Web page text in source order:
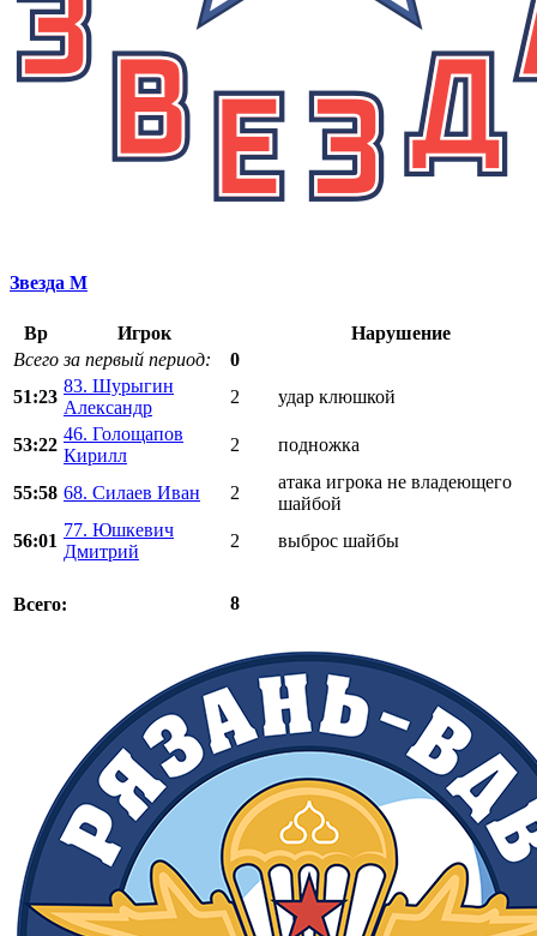
Звезда М
Вр Игрок
Нарушение
Всего за первый период:
0
51:23
83. Шурыгин
Александр
2 удар клюшкой
53:22
46. Голощапов
Кирилл
2 подножка
55:58 68. Силаев Иван 2
атака игрока не владеющего
шайбой
56:01
77. Юшкевич
Дмитрий
2 выброс шайбы
Всего: 8